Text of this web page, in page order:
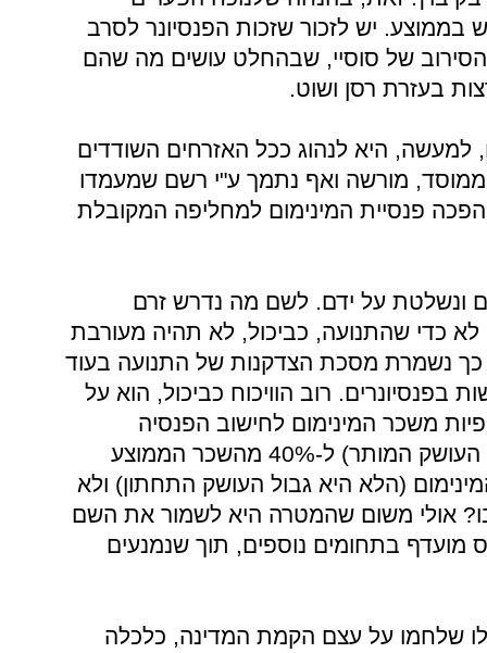
יש לזכור שזכות הפנסיונר לסרב
הסירוב של סוסיי, שבהחלט עושים מה שהם
בעזרת רסן ושוט.
למעשה, היא לנהוג ככל האזרחים השודדים
מורשה ואף נתמך ע"י רשם שמעמדו
פנסיית המינימום למחליפה המקובלת
ונשלטת על ידם. לשם מה נדרש זרם
כדי שהתנועה, כביכול, לא תהיה מעורבת
נשמרת מסכת הצדקנות של התנועה בעוד
בפנסיונרים. רוב הוויכוח כביכול, הוא על
משכר המינימום לחישוב הפנסיה
שנקבעה בתקנות הסיווג (שהן גבול העושק המותר) ל-40% מהשכר הממוצע
(הלא היא גבול העושק התחתון) ולא
אולי משום שהמטרה היא לשמור את השם
מועדף בתחומים נוספים, תוך שנמנעים
שלחמו על עצם הקמת המדינה, כלכלה